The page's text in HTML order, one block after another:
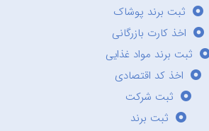
ثبت برند پوشاک
اخذ کارت بازرگانی
ثبت برند مواد غذایی
اخذ کد اقتصادی
ثبت شرکت
ثبت برند